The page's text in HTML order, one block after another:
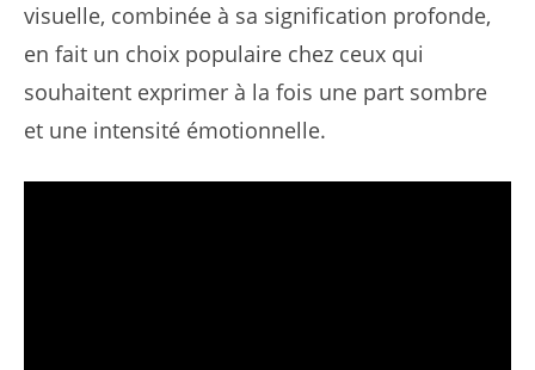
visuelle, combinée à sa signification profonde,
en fait un choix populaire chez ceux qui
souhaitent exprimer à la fois une part sombre
et une intensité émotionnelle.